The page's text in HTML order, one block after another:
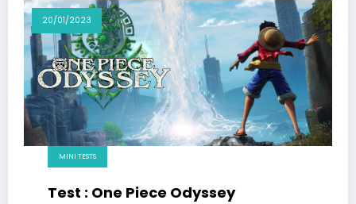
20/01/2023
MINI TESTS
Test : One Piece Odyssey